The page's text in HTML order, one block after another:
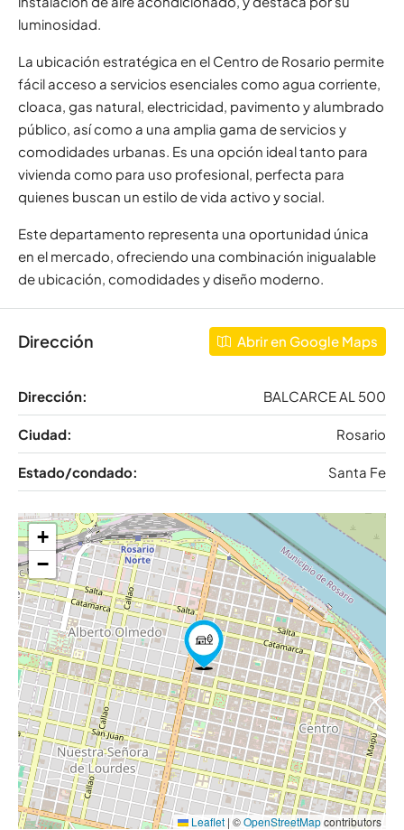
luminosidad.
La ubicación estratégica en el Centro de Rosario permite
fácil acceso a servicios esenciales como agua corriente,
cloaca, gas natural, electricidad, pavimento y alumbrado
público, así como a una amplia gama de servicios y
comodidades urbanas. Es una opción ideal tanto para
vivienda como para uso profesional, perfecta para
quienes buscan un estilo de vida activo y social.
Este departamento representa una oportunidad única
en el mercado, ofreciendo una combinación inigualable
de ubicación, comodidades y diseño moderno.
Dirección Abrir en Google Maps
Dirección: BALCARCE AL 500
Ciudad: Rosario
Estado/condado: Santa Fe
+
−
Leaflet | ©OpenStreetMapcontributors